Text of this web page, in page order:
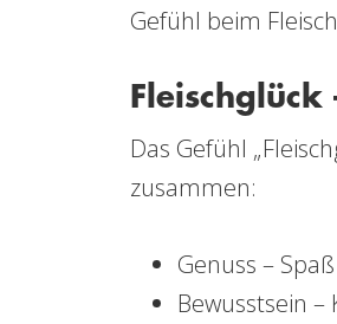
Gefühl beim
Fleischglück
Das Gefühl
zusammen:
Genuss –
Bewusstsein